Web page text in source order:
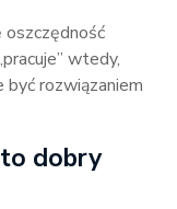
oszczędność
wtedy,
rozwiązaniem
to dobry